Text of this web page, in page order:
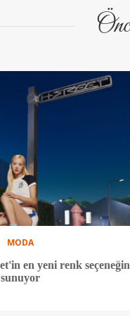
MODA
en yeni renk
sunuyor